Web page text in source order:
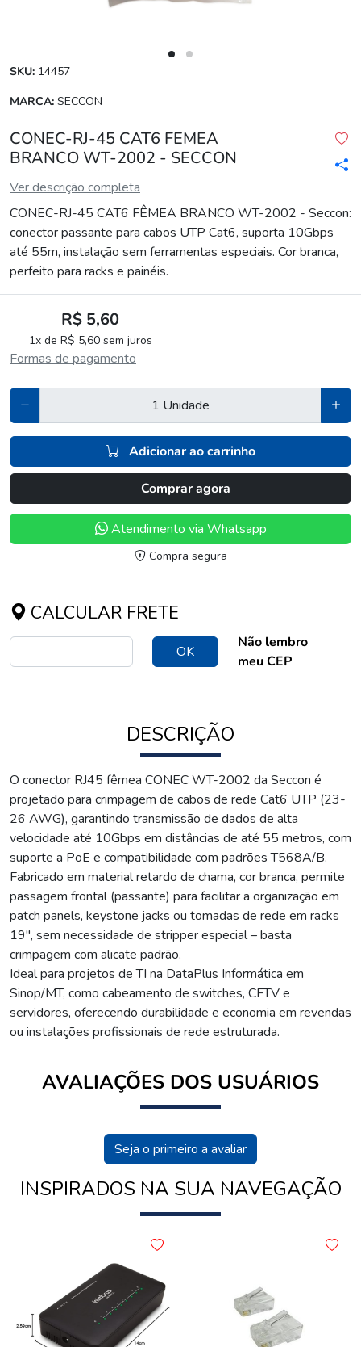
SKU: 14457
MARCA: SECCON
CONEC-RJ-45 CAT6 FEMEA
BRANCO WT-2002 - SECCON
Ver descrição completa
CONEC-RJ-45 CAT6 FÊMEA BRANCO WT-2002 - Seccon:
conector passante para cabos UTP Cat6, suporta 10Gbps
até 55m, instalação sem ferramentas especiais. Cor branca,
perfeito para racks e painéis.
R$ 5,60
1x de R$ 5,60 sem juros
Formas de pagamento
Adicionar ao carrinho
Comprar agora
Atendimento via Whatsapp
Compra segura
CALCULAR FRETE
OK
Não lembro
meu CEP
DESCRIÇÃO
O conector RJ45 fêmea CONEC WT-2002 da Seccon é
projetado para crimpagem de cabos de rede Cat6 UTP (23-
26 AWG), garantindo transmissão de dados de alta
velocidade até 10Gbps em distâncias de até 55 metros, com
suporte a PoE e compatibilidade com padrões T568A/B.
Fabricado em material retardo de chama, cor branca, permite
passagem frontal (passante) para facilitar a organização em
patch panels, keystone jacks ou tomadas de rede em racks
19", sem necessidade de stripper especial – basta
crimpagem com alicate padrão.
Ideal para projetos de TI na DataPlus Informática em
Sinop/MT, como cabeamento de switches, CFTV e
servidores, oferecendo durabilidade e economia em revendas
ou instalações profissionais de rede estruturada.
AVALIAÇÕES DOS USUÁRIOS
Seja o primeiro a avaliar
INSPIRADOS NA SUA NAVEGAÇÃO